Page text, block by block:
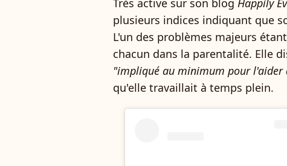
Très active sur son blog Happily
plusieurs indices indiquant que
L'un des problèmes majeurs
chacun dans la parentalité. Elle
"impliqué au minimum pour l'aider
qu'elle travaillait à temps plein.